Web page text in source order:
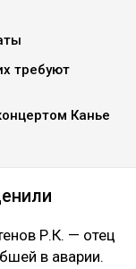
требуют
Канье
Р.К. — отец
в аварии.